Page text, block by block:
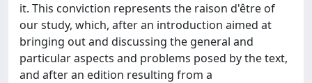
it. This conviction represents the raison d'être of
our study, which, after an introduction aimed at
bringing out and discussing the general and
particular aspects and problems posed by the text,
and after an edition resulting from a